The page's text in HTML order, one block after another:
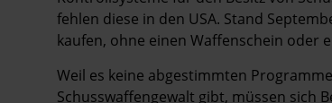
fehlen diese in den USA. Stand
kaufen, ohne einen Waffenschein oder
Weil es keine abgestimmten
Schusswaffengewalt gibt, müssen sich